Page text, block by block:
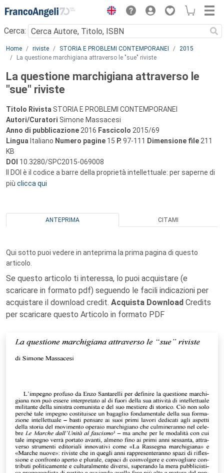
Menu
Cerca:
Main content
Home riviste STORIA E PROBLEMI CONTEMPORANEI
2015
La questione marchigiana attraverso le "sue" riviste
La questione marchigiana attraverso le
"sue" riviste
Titolo Rivista STORIA E PROBLEMI CONTEMPORANEI
Autori/Curatori Simone Massacesi
Anno di pubblicazione 2016 Fascicolo 2015/69
Lingua Italiano Numero pagine 15 P. 97-111 Dimensione file 211
KB
DOI 10.3280/SPC2015-069008
Il DOI è il codice a barre della proprietà intellettuale: per saperne di
più clicca qui
ANTEPRIMA CITAMI
Qui sotto puoi vedere in anteprima la prima pagina di questo
articolo.
Se questo articolo ti interessa, lo puoi acquistare (e
scaricare in formato pdf) seguendo le facili indicazioni per
acquistare il download credit. Acquista Download Credits
per scaricare questo Articolo in formato PDF